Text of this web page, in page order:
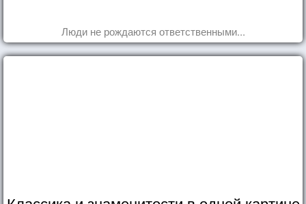
Люди не рождаются ответственными...